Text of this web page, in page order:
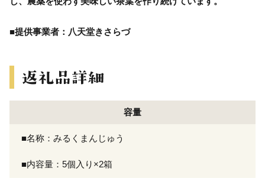
■提供事業者：八天堂きさらづ
容量
■名称：みるくまんじゅう
■内容量：5個入り×2箱